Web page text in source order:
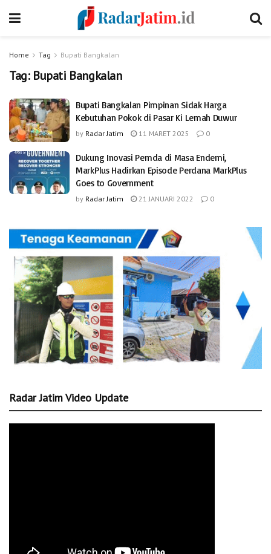
Home Tag Bupati Bangkalan
Tag: Bupati Bangkalan
Bupati Bangkalan Pimpinan Sidak Harga
Kebutuhan Pokok di Pasar Ki Lemah Duwur
by Radar Jatim 11 MARET 2025 0
Dukung Inovasi Pemda di Masa Endemi,
MarkPlus Hadirkan Episode Perdana MarkPlus
Goes to Government
by Radar Jatim 21 JANUARI 2022 0
Radar Jatim Video Update